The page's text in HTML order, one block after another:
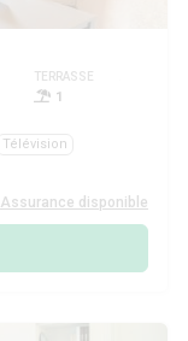
TERRASSE
1
Télévision
Assurance disponible